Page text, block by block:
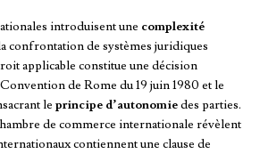
introduisent une complexité
confrontation de systèmes juridiques
applicable constitue une décision
de Rome du 19 juin 1980 et le
le principe d’autonomiedes parties.
de commerce internationale révèlent
contiennent une clause de